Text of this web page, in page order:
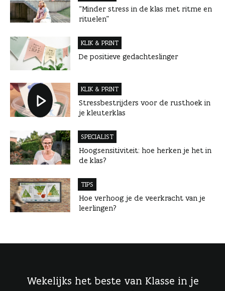
“Minder stress in de klas met ritme en
rituelen”
KLIK & PRINT
De positieve gedachteslinger
KLIK & PRINT
Stressbestrijders voor de rusthoek in
je kleuterklas
SPECIALIST
Hoogsensitiviteit: hoe herken je het in
de klas?
TIPS
Hoe verhoog je de veerkracht van je
leerlingen?
Wekelijks het beste van Klasse in je